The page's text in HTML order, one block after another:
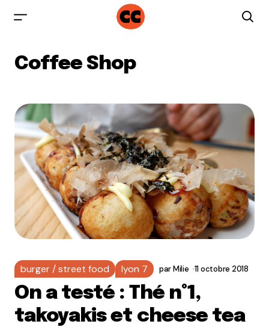
Coffee Shop
burger / street food lyon 7 parMilie 11 octobre 2018
On a testé : Thé n°1,
takoyakis et cheese tea